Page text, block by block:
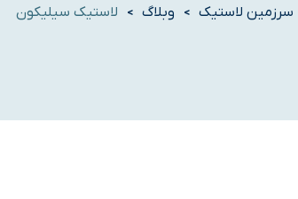
سرزمین لاستیک > وبلاگ > لاستیک سیلیکون